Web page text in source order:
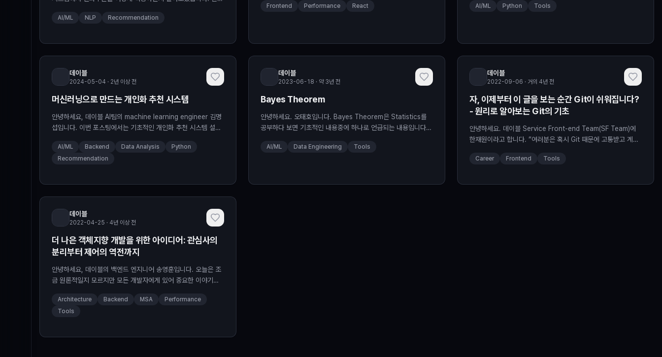
(correlation)을 모델링합니다. 하지만, 현실 세계는 상관관계가
암시하지 않습니다. 예시) 어떤 유저는 휴대폰을 구매한 다음 배
AI/ML NLP Recommendation
벌써 2년이 지났고 이제 리액트 19가 저희를 기다리고 있습니다.
Frontend Performance React
(https://shap.readthedocs.io)를 살펴봐도 사용법이 간단한
AI/ML Python Tools
데이블
2024-05-04 · 2년 이상 전
머신러닝으로 만드는 개인화 추천 시스템
안녕하세요, 데이블 AI팀의 machine learning engineer 김명
섭입니다. 이번 포스팅에서는 기초적인 개인화 추천 시스템 설계
(programatic ad), real-time bidding 및 DSP 등에 관한 내
용들은 다루지 않습니다. 만약 해당 내용들이 궁금하시다면, 아래
AI/ML Backend Data Analysis
Python
Recommendation
데이블
2023-06-18 · 약 3년 전
Bayes Theorem
안녕하세요. 오태호입니다. Bayes Theorem은 Statistics를
공부하다 보면 기초적인 내용중에 하나로 언급되는 내용입니다
간단하게 되어 있어서 이해가 쉽지 않은 경우가 많이 있습니다.
AI/ML Data Engineering Tools
데이블
2022-09-06 · 거의 4년 전
자, 이제부터 이 글을 보는 순간 Git이 쉬워집니다?
- 원리로 알아보는 Git의 기초
안녕하세요. 데이블 Service Front-end Team(SF Team)에
한재원이라고 합니다. “여러분은 혹시 Git 때문에 고통받고 계시
요. 거기에 수식어 하나를 덧붙이자면, 2월에 ‘개발자 첫 커리
자인 셈입니다. 갑자기 웬 고해성사냐, 라고 생각하실 수도 있겠
Career Frontend Tools
데이블
2022-04-25 · 4년 이상 전
더 나은 객체지향 개발을 위한 아이디어: 관심사의
분리부터 제어의 역전까지
안녕하세요, 데이블의 백엔드 엔지니어 송영훈입니다. 오늘은 조
금 원론적일지 모르지만 모든 개발자에게 있어 중요한 이야기를
는지를 중심으로, 현대 풀스택 웹 프레임워크들이 강조하는 의존
성 주입과 제어의 역전이란 어떤 의미를 가지는지까지 한번 알아
Architecture Backend MSA
Performance
Tools